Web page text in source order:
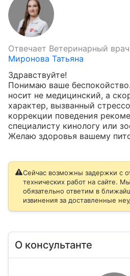
Отвечает Ветеринарный врач
Миронова Татьяна
Здравствуйте!
Понимаю ваше
носит не медицинский, а
характер, вызванный
коррекции поведения
специалисту кинологу или
Желаю здоровья вашему
Сейчас возможны задержки с
технических работ на сайте.
обязательно ответим в
извинения за доставленные
О консультанте